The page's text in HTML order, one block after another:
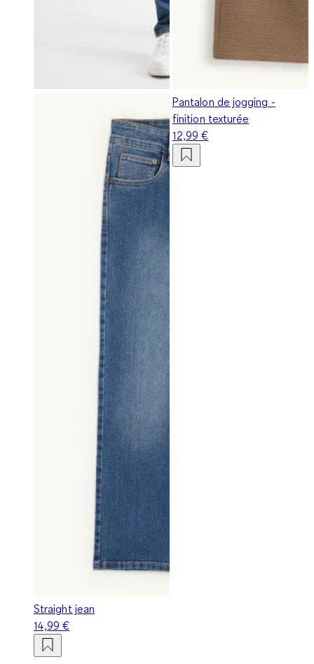
Straight jean
14,99 €
Pantalon de jogging -
finition texturée
12,99 €